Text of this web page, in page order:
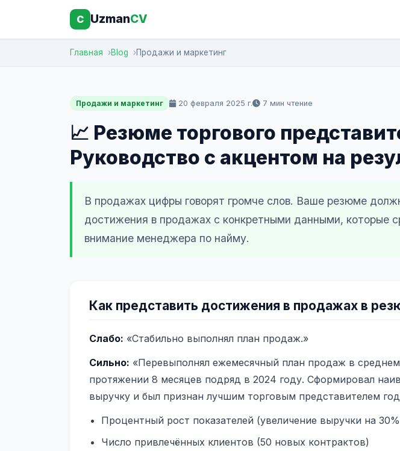
C UzmanCV
Главная Blog Продажи и маркетинг
Продажи и маркетинг 20 февраля 2025 г. 7 мин чтение
📈 Резюме торгового
Руководство с акцентом на
В продажах цифры говорят громче слов. Ваше резюме
достижения в продажах с конкретными данными, которые
внимание менеджера по найму.
Как представить достижения в продажах в
Слабо: «Стабильно выполнял план продаж.»
Сильно: «Перевыполнял ежемесячный план продаж в
протяжении 8 месяцев подряд в 2024 году. Сформировал
выручку и был признан лучшим торговым представителем
Процентный рост показателей (увеличение выручки на
Число привлечённых клиентов (50 новых контрактов)